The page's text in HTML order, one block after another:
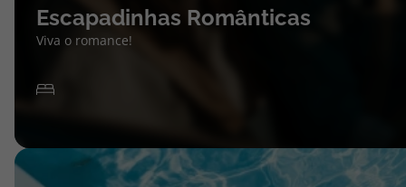
Escapadinhas Românticas
Viva o romance!